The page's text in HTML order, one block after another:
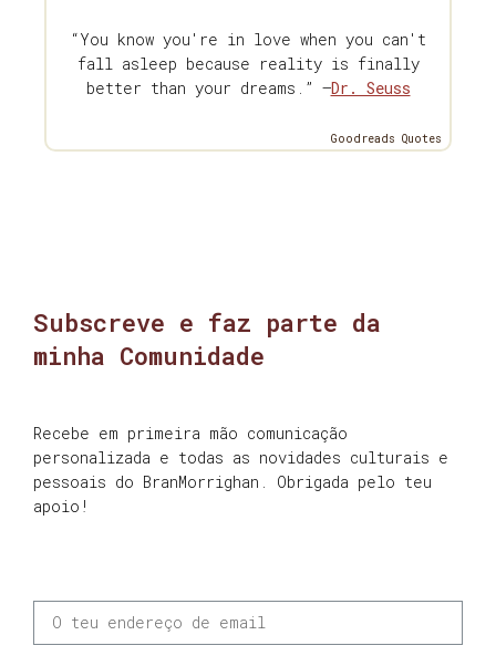
“You know you're in love when you can't
fall asleep because reality is finally
better than your dreams.” —Dr. Seuss
Goodreads Quotes
Subscreve e faz parte da
minha Comunidade
Recebe em primeira mão comunicação
personalizada e todas as novidades culturais e
pessoais do BranMorrighan. Obrigada pelo teu
apoio!